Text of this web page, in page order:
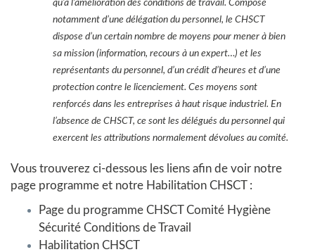
qu’à l’amélioration des conditions de travail. Composé
notamment d’une délégation du personnel, le CHSCT
dispose d’un certain nombre de moyens pour mener à bien
sa mission (information, recours à un expert…) et les
représentants du personnel, d’un crédit d’heures et d’une
protection contre le licenciement. Ces moyens sont
renforcés dans les entreprises à haut risque industriel. En
l’absence de CHSCT, ce sont les délégués du personnel qui
exercent les attributions normalement dévolues au comité.
Vous trouverez ci-dessous les liens afin de voir notre
page programme et notre Habilitation CHSCT:
Page du programme CHSCT Comité Hygiène
Sécurité Conditions de Travail
Habilitation CHSCT